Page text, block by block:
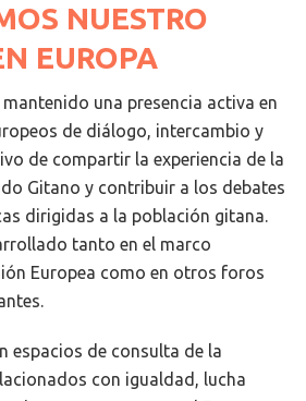
NUESTRO
EUROPA
una presencia activa en
de diálogo, intercambio y
de compartir la experiencia de la
Gitano y contribuir a los debates
dirigidas a la población gitana.
tanto en el marco
Europea como en otros foros
espacios de consulta de la
con igualdad, lucha